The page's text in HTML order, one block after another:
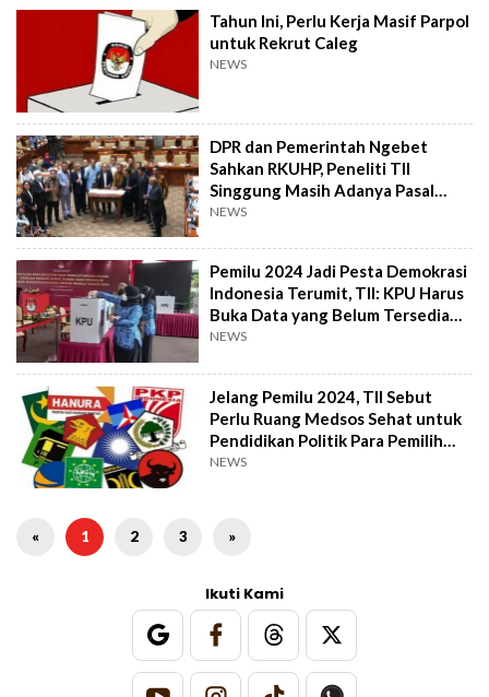
Tahun Ini, Perlu Kerja Masif Parpol
untuk Rekrut Caleg
NEWS
DPR dan Pemerintah Ngebet
Sahkan RKUHP, Peneliti TII
Singgung Masih Adanya Pasal
Bermasalah
NEWS
Pemilu 2024 Jadi Pesta Demokrasi
Indonesia Terumit, TII: KPU Harus
Buka Data yang Belum Tersedia
Secara Daring
NEWS
Jelang Pemilu 2024, TII Sebut
Perlu Ruang Medsos Sehat untuk
Pendidikan Politik Para Pemilih
Muda
NEWS
« 1 2 3 »
Ikuti Kami